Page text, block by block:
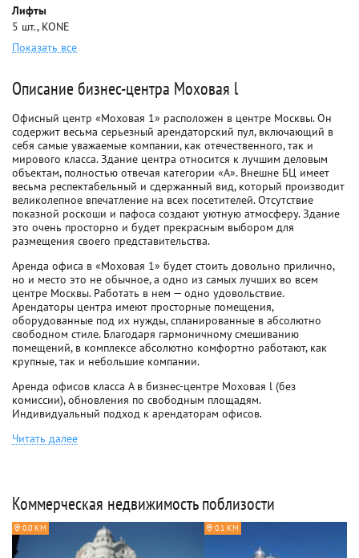
Лифты
5 шт., KONE
Показать все
Описание бизнес-центра Моховая l
Офисный центр «Моховая 1» расположен в центре Москвы. Он
содержит весьма серьезный арендаторский пул, включающий в
себя самые уважаемые компании, как отечественного, так и
мирового класса. Здание центра относится к лучшим деловым
объектам, полностью отвечая категории «А». Внешне БЦ имеет
весьма респектабельный и сдержанный вид, который производит
великолепное впечатление на всех посетителей. Отсутствие
показной роскоши и пафоса создают уютную атмосферу. Здание
это очень просторно и будет прекрасным выбором для
размещения своего представительства.
Аренда офиса в «Моховая 1» будет стоить довольно прилично,
но и место это не обычное, а одно из самых лучших во всем
центре Москвы. Работать в нем — одно удовольствие.
Арендаторы центра имеют просторные помещения,
оборудованные под их нужды, спланированные в абсолютно
свободном стиле. Благодаря гармоничному смешиванию
помещений, в комплексе абсолютно комфортно работают, как
крупные, так и небольшие компании.
Аренда офисов класса A в бизнес-центре Моховая l (без
комиссии), обновления по свободным площадям.
Индивидуальный подход к арендаторам офисов.
Читать далее
Коммерческая недвижимость поблизости
0.0 КМ 0.1 КМ